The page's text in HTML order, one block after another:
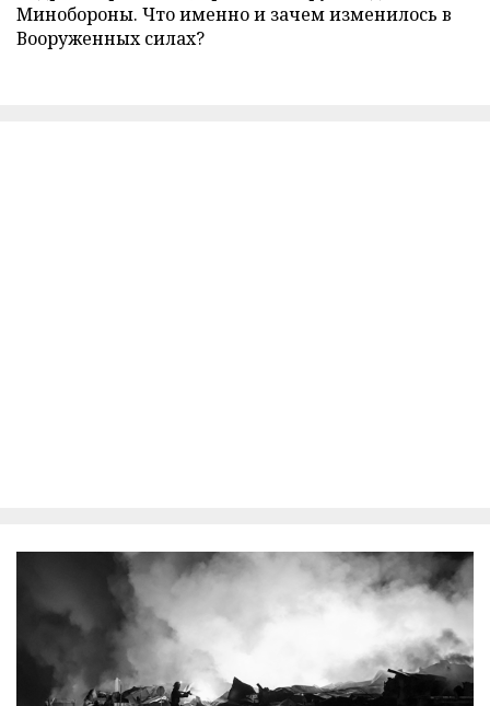
Минобороны. Что именно и зачем изменилось в
Вооруженных силах?